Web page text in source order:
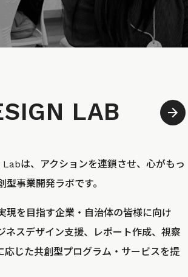
LAB
は、アクションを連鎖させ、心がもっ
事業開発ラボです。
現を目指す企業・自治体の皆様に向け
ネスデザイン支援、レポート作成、視察
応じた共創型プログラム・サービスを提